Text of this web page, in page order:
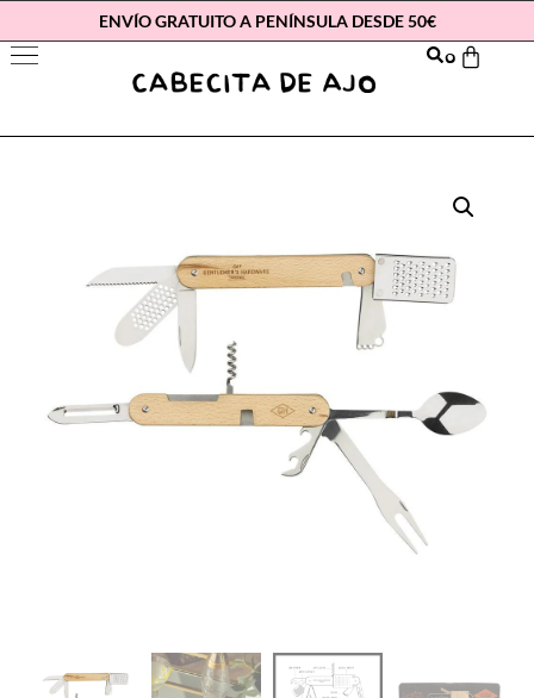
ENVÍO GRATUITO A PENÍNSULA DESDE 50€
0